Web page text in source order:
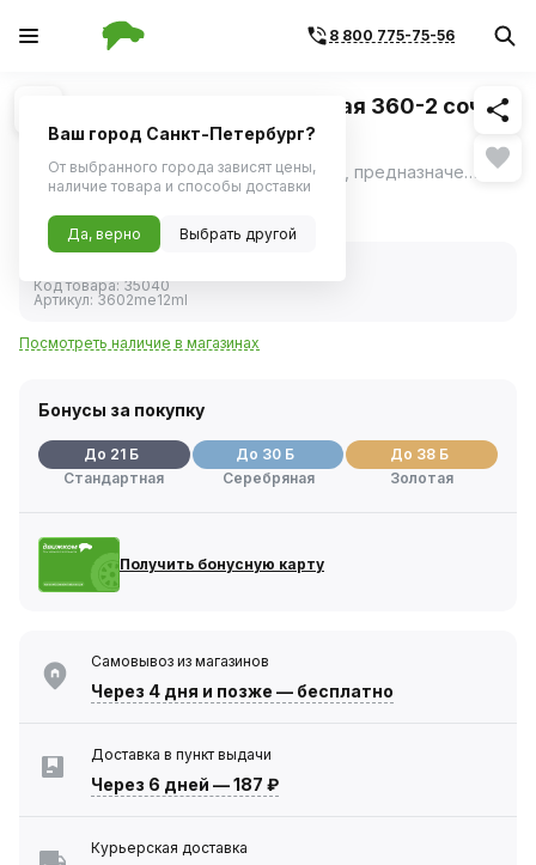
8 800 775-75-56
1/1 Похожие
Краска с кисточкой ремонтная 360-2 сочи
(металлик) (MOTIP) 12мл
Высококачественная акриловая эмаль, предназначенная для ремонта сколов и царапин на лакокрасочном покрытии автомобиля. ещё
Код товара:35040
Артикул: 3602me12ml
Посмотреть наличие в магазинах
Бонусы за покупку
До 21 Б
Стандартная
До 30 Б
Серебряная
До 38 Б
Золотая
Получить бонусную карту
Самовывоз из магазинов
Через 4 дня и позже — бесплатно
Доставка в пункт выдачи
Через 6 дней —187 ₽
Курьерская доставка
Ваш город Санкт-Петербург?
От выбранного города зависят цены,
наличие товара и способы доставки
Да, верно Выбрать другой